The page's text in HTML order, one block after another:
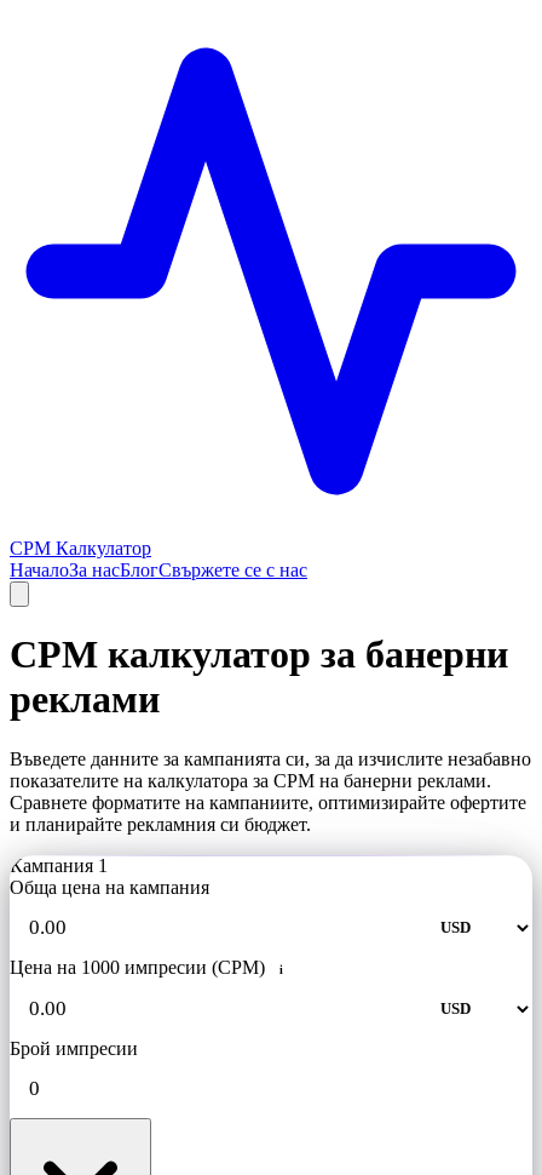
CPM Калкулатор
НачалоЗа насБлогСвържете се с нас
CPM калкулатор за банерни
реклами
Въведете данните за кампанията си, за да изчислите незабавно
показателите на калкулатора за CPM на банерни реклами.
Сравнете форматите на кампаниите, оптимизирайте офертите
и планирайте рекламния си бюджет.
Кампания 1
Обща цена на кампания
Цена на 1000 импресии (CPM) i
Брой импресии